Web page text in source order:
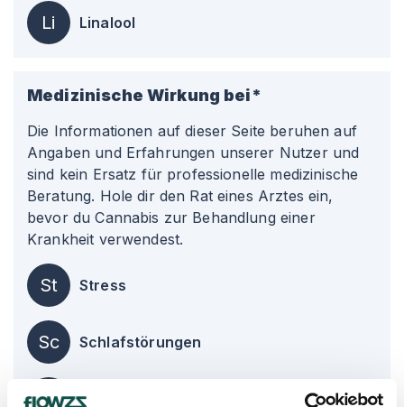
Li Linalool
Medizinische Wirkung bei*
Die Informationen auf dieser Seite beruhen auf
Angaben und Erfahrungen unserer Nutzer und
sind kein Ersatz für professionelle medizinische
Beratung. Hole dir den Rat eines Arztes ein,
bevor du Cannabis zur Behandlung einer
Krankheit verwendest.
St Stress
Sc Schlafstörungen
De Depression